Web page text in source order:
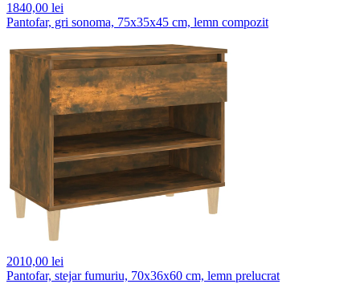
1840,00 lei
Pantofar, gri sonoma, 75x35x45 cm, lemn compozit
2010,00 lei
Pantofar, stejar fumuriu, 70x36x60 cm, lemn prelucrat